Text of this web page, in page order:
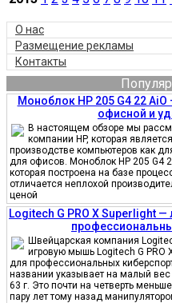
О нас
Размещение рекламы
Контакты
Моноблок HP 205 G4 22
офисной и
В настоящем обзоре мы
компании HP, которая
производстве компьютеров как
для офисов. Моноблок HP 205 G4
которая построена на базе
отличается неплохой
ценой
Logitech G PRO X Superlight
Швейцарская компания
игровую мышь Logitech G PRO
для профессиональных
названии указывает на малый
63 г. Это почти на четверть
пару лет тому назад